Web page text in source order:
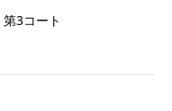
3コート